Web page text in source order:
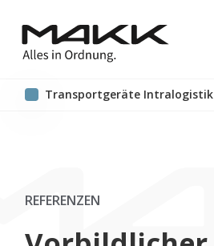
Transport​geräte Intralogistik
REFERENZEN